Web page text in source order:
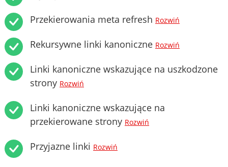
Przekierowania meta refresh Rozwiń
Rekursywne linki kanoniczne Rozwiń
Linki kanoniczne wskazujące na uszkodzone
strony Rozwiń
Linki kanoniczne wskazujące na
przekierowane strony Rozwiń
Przyjazne linki Rozwiń